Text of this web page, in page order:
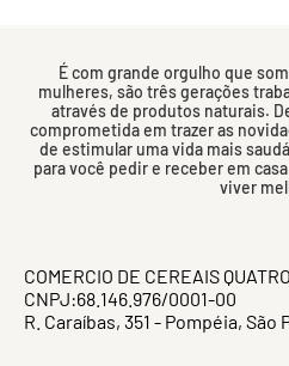
É com grande orgulho que
mulheres, são três gerações
através de produtos naturais.
comprometida em trazer as
de estimular uma vida mais
para você pedir e receber em
viver
COMERCIO DE CEREAIS
CNPJ:68.146.976/0001-00
R. Caraíbas, 351 - Pompéia,